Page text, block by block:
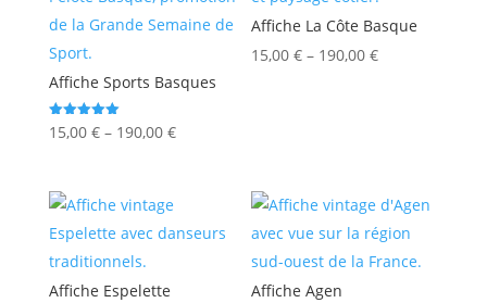
Affiche Sports Basques
Note
5.00
15,00 €– 190,00 €
Affiche La Côte Basque
15,00€ – 190,00€
Affiche Espelette
Affiche Agen